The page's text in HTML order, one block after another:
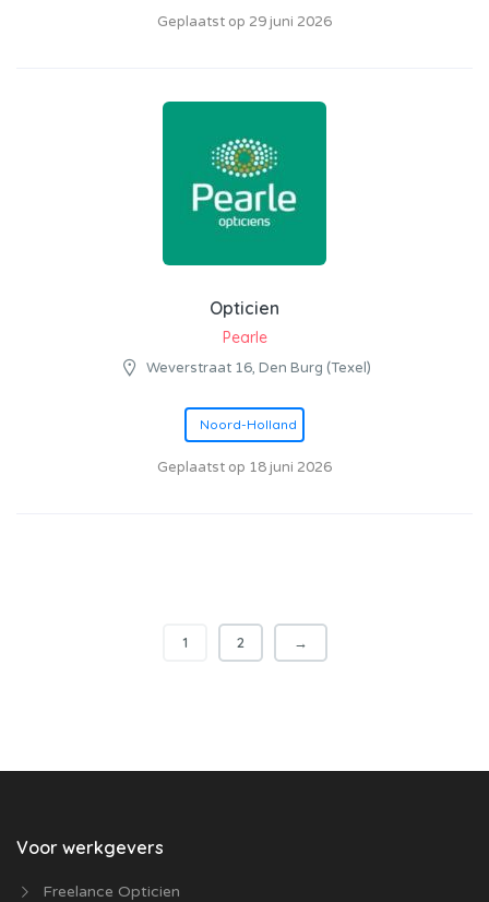
Geplaatst op 29 juni 2026
Opticien
Pearle
Weverstraat 16, Den Burg (Texel)
Noord-Holland
Geplaatst op 18 juni 2026
1 2 →
Voor werkgevers
Freelance Opticien